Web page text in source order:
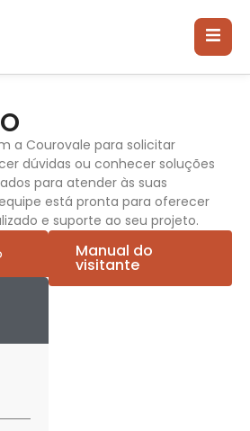
a Courovale para solicitar
dúvidas ou conhecer soluções
para atender às suas
está pronta para oferecer
e suporte ao seu projeto.
Manual do
visitante